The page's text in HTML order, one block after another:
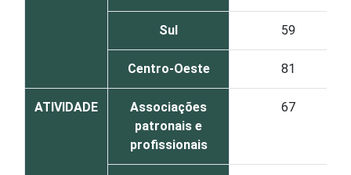
Sul 59
Centro-Oeste 81
ATIVIDADE
Associações
patronais e
profissionais
67